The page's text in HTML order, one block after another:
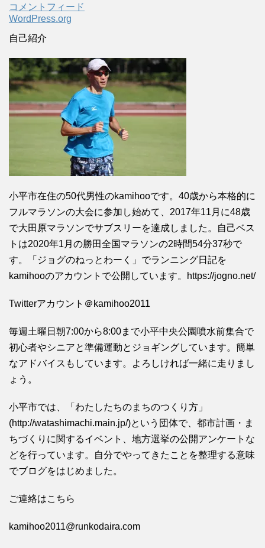
コメントフィード
WordPress.org
自己紹介
小平市在住の50代男性のkamihooです。40歳から本格的に
フルマラソンの大会に参加し始めて、2017年11月に48歳
で大田原マラソンでサブスリーを達成しました。自己ベス
トは2020年1月の勝田全国マラソンの2時間54分37秒で
す。「ジョグのねっとわーく」でランニング日記を
kamihooのアカウントで公開しています。https://jogno.net/
Twitterアカウント＠kamihoo2011
毎週土曜日朝7:00から8:00まで小平中央公園噴水前集合で
初心者やシニアと準備運動とジョギングしています。簡単
なアドバイスもしています。よろしければ一緒に走りまし
ょう。
小平市では、「わたしたちのまちのつくり方」
(http://watashimachi.main.jp/)という団体で、都市計画・ま
ちづくりに関するイベント、地方選挙の公開アンケートな
どを行っています。自分でやってきたことを整理する意味
でブログをはじめました。
ご連絡はこちら
kamihoo2011@runkodaira.com